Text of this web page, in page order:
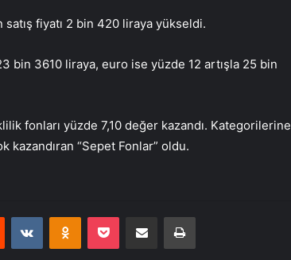
fiyatı 2 bin 420 liraya yükseldi.
bin 3610 liraya, euro ise yüzde 12 artışla 25 bin
fonları yüzde 7,10 değer kazandı. Kategorilerine
kazandıran “Sepet Fonlar” oldu.
Reddit VKontakteOdnoklassniki
Pocket E-Posta ile paylaş Yazdır